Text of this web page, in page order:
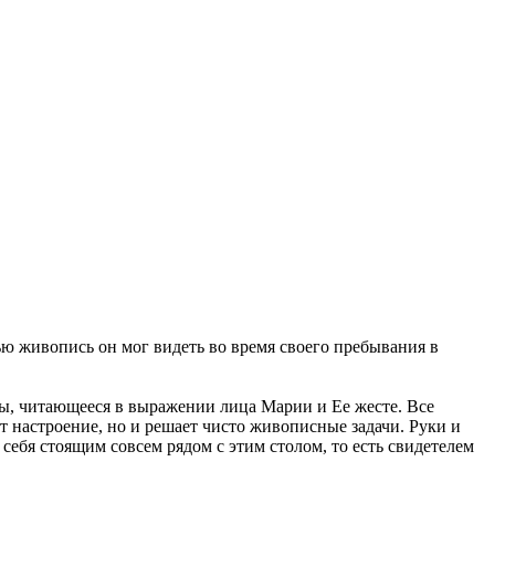
он мог видеть во время своего пребывания в
читающееся в выражении лица Марии и Ее жесте. Все
настроение, но и решает чисто живописные задачи. Руки и
стоящим совсем рядом с этим столом, то есть свидетелем